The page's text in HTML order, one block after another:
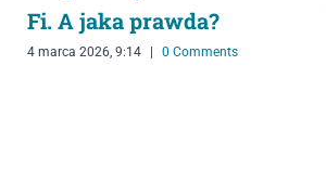
Fi. A jaka prawda?
4 marca 2026, 9:14 | 0 Comments